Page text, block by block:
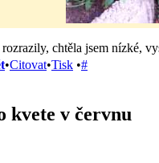
chtěla jsem nízké,
•Citovat•Tisk •#
kvete v červnu